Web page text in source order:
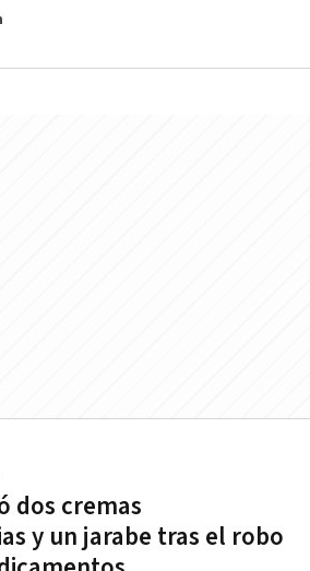
dos cremas
y un jarabe tras el robo